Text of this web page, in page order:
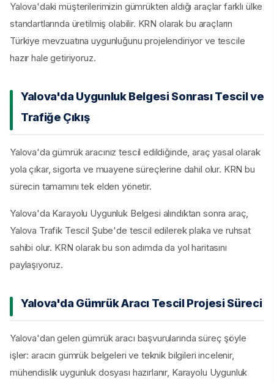
Yalova'daki müşterilerimizin gümrükten aldığı araçlar farklı ülke
standartlarında üretilmiş olabilir. KRN olarak bu araçların
Türkiye mevzuatına uygunluğunu projelendiriyor ve tescile
hazır hale getiriyoruz.
Yalova'da Uygunluk Belgesi Sonrası Tescil ve
Trafiğe Çıkış
Yalova'da gümrük aracınız tescil edildiğinde, araç yasal olarak
yola çıkar, sigorta ve muayene süreçlerine dahil olur. KRN bu
sürecin tamamını tek elden yönetir.
Yalova'da Karayolu Uygunluk Belgesi alındıktan sonra araç,
Yalova Trafik Tescil Şube'de tescil edilerek plaka ve ruhsat
sahibi olur. KRN olarak bu son adımda da yol haritasını
paylaşıyoruz.
Yalova'da Gümrük Aracı Tescil Projesi Süreci
Yalova'dan gelen gümrük aracı başvurularında süreç şöyle
işler: aracın gümrük belgeleri ve teknik bilgileri incelenir,
mühendislik uygunluk dosyası hazırlanır, Karayolu Uygunluk